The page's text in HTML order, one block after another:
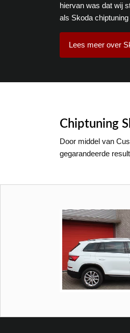
hiervan was dat wij
als Skoda
Lees meer over
Chiptuning
Door middel van
gegarandeerde